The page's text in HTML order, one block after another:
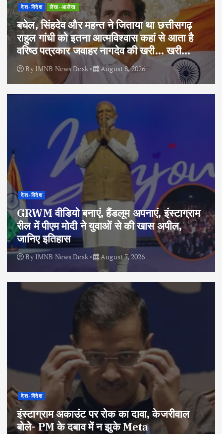
देश-विदेश लेख-आलेख
बघेल, सिंहदेव और महन्त ने जिताया था छत्तीसगढ़
राहुल गांधी को इतना आत्मविश्वास कहां से आता है
वरिष्ठ पत्रकार जवाहर नागदेव की खरी… खरी…
ByIMNB News Desk August 8, 2026
देश-विदेश
GRWM वीडियो बनाएं, हैंडलूम अपनाएं, इंस्टाग्राम
रील में पीएम मोदी ने युवाओं से की खास अपील,
जानिए इतिहास
By IMNB News Desk August 7, 2026
देश-विदेश
इंस्टाग्राम अकाउंट पर रोक का दावा, केजरीवाल
बोले- PM के दबाव में न झुके Meta